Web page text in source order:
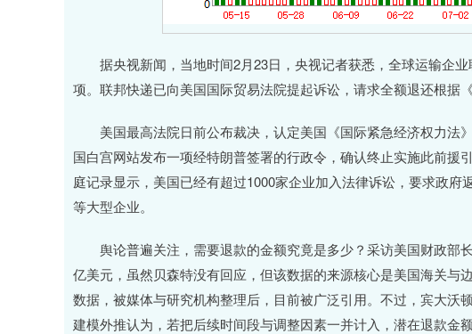
据央视新闻，当地时间2月23日，央视记者获悉，全球运输企业
项。联邦快递已向美国国际贸易法院提起诉讼，请求全额退还根据
美国最高法院日前公布裁决，认定美国《国际紧急经济权力法
国白宫网站发布一项经特朗普签署的行政令，确认终止实施此前援
庭记录显示，美国已经有超过1000家企业加入法律诉讼，要求政
等大型企业。
舆论普遍关注，需要退款的金额究竟是多少？采访美国财政部
亿美元，虽然贝森特没有回应，但该数据的来源核心是美国海关与
数据，被媒体与研究机构整理后，目前被广泛引用。不过，宾大沃
建模外推认为，若把后续时间段与调整因素一并计入，潜在退款金